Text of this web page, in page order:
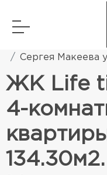
Элитная
Сергея Макеева
ЖК Life
4-